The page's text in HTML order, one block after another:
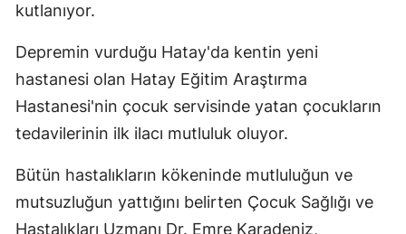
kutlanıyor.
Depremin vurduğu Hatay'da kentin yeni
hastanesi olan Hatay Eğitim Araştırma
Hastanesi'nin çocuk servisinde yatan çocukların
tedavilerinin ilk ilacı mutluluk oluyor.
Bütün hastalıkların kökeninde mutluluğun ve
mutsuzluğun yattığını belirten Çocuk Sağlığı ve
Hastalıkları Uzmanı Dr. Emre Karadeniz,